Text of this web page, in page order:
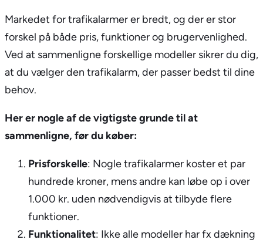
Markedet for trafikalarmer er bredt, og der er stor
forskel på både pris, funktioner og brugervenlighed.
Ved at sammenligne forskellige modeller sikrer du dig,
at du vælger den trafikalarm, der passer bedst til dine
behov.
Her er nogle af de vigtigste grunde til at
sammenligne, før du køber:
Prisforskelle: Nogle trafikalarmer koster et par
hundrede kroner, mens andre kan løbe op i over
1.000 kr. uden nødvendigvis at tilbyde flere
funktioner.
Funktionalitet: Ikke alle modeller har fx dækning